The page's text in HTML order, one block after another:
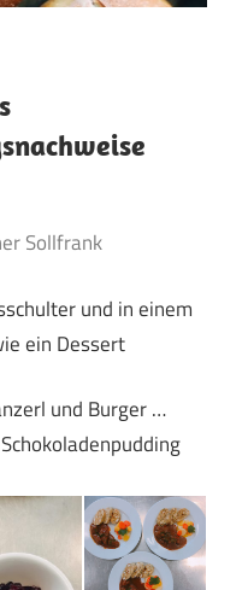
Sollfrank
und in einem
ein Dessert
und Burger …